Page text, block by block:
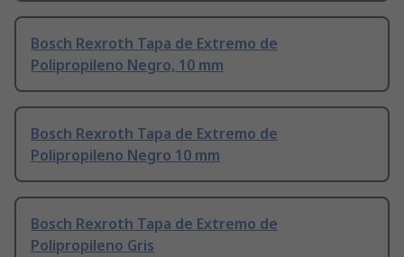
Bosch Rexroth Tapa de Extremo de
Polipropileno Negro, 10 mm
Bosch Rexroth Tapa de Extremo de
Polipropileno Negro 10 mm
Bosch Rexroth Tapa de Extremo de
Polipropileno Gris